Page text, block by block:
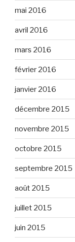
mai 2016
avril 2016
mars 2016
février 2016
janvier 2016
décembre 2015
novembre 2015
octobre 2015
septembre 2015
août 2015
juillet 2015
juin 2015